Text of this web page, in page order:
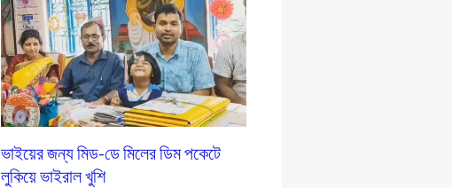
ভাইয়ের জন্য মিড-ডে মিলের ডিম পকেটে
লুকিয়ে ভাইরাল খুশি